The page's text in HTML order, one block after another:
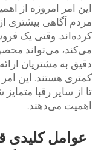
این امر امروزه از
مردم آگاهی بیشتری
کرده‌اند. وقتی یک
می‌کند، می‌تواند
دقیق به مشتریان
کمتری هستند. این
تا از سایر رقبا
اهمیت می‌دهند.
عوامل کلیدی